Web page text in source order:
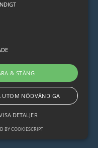
GDPR
& STÄNG
UTOM NÖDVÄNDIGA
DETALJER
BY COOKIESCRIPT